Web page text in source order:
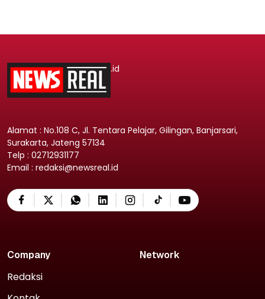
.id
Alamat : No.108 C, Jl. Tentara Pelajar, Gilingan, Banjarsari,
Surakarta, Jateng 57134
Telp : 02712931177
Email : redaksi@newsreal.id
Company
Redaksi
Network